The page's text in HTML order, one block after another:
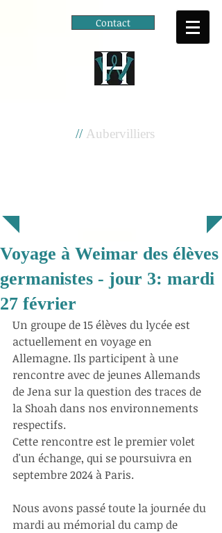
Contact
//Aubervilliers
Voyage à Weimar des élèves
germanistes - jour 3: mardi
27 février
Un groupe de 15 élèves du lycée est
actuellement en voyage en
Allemagne. Ils participent à une
rencontre avec de jeunes Allemands
de Jena sur la question des traces de
la Shoah dans nos environnements
respectifs.
Cette rencontre est le premier volet
d'un échange, qui se poursuivra en
septembre 2024 à Paris.
Nous avons passé toute la journée du
mardi au mémorial du camp de